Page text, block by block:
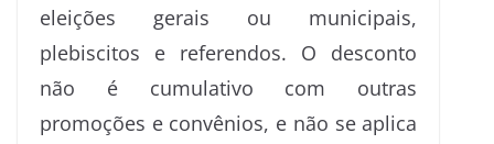
eleições gerais ou municipais,
plebiscitos e referendos. O desconto
não é cumulativo com outras
promoções e convênios, e não se aplica